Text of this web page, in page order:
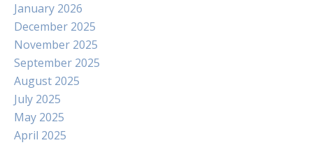
January 2026
December 2025
November 2025
September 2025
August 2025
July 2025
May 2025
April 2025